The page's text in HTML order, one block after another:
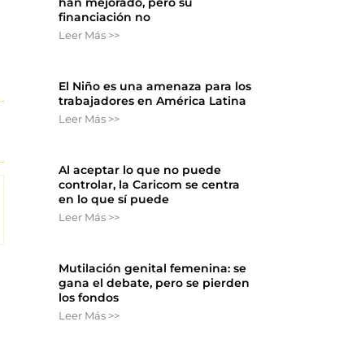
financiación no
Leer Más >>
El Niño es una amenaza para los
trabajadores en América Latina
Leer Más >>
Al aceptar lo que no puede
controlar, la Caricom se centra
en lo que sí puede
Leer Más >>
Mutilación genital femenina: se
gana el debate, pero se pierden
los fondos
Leer Más >>